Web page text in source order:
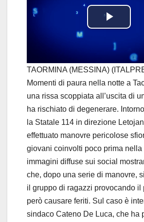
P
l
a
y
V
i
d
e
o
TAORMINA (MESSINA)
Momenti di paura nella notte a
una rissa scoppiata all’uscita di
ha rischiato di degenerare.
la Statale 114 in direzione
effettuato manovre pericolose
giovani coinvolti poco prima nella
immagini diffuse sui social
che, dopo una serie di manovre,
il gruppo di ragazzi provocando il
però causare feriti. Sul caso è
sindaco Cateno De Luca, che ha